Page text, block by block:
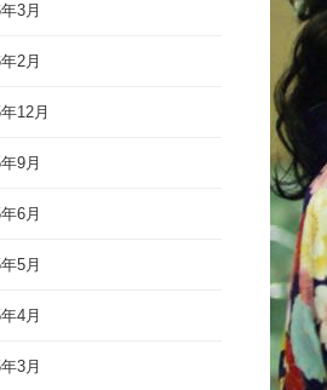
3月
2月
12月
9月
6月
5月
4月
3月